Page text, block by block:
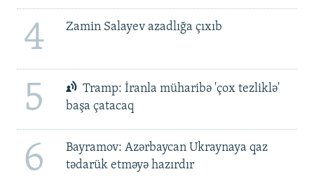
4 Zamin Salayev azadlığa çıxıb
5
Tramp: İranla müharibə 'çox tezliklə'
başa çatacaq
6
Bayramov: Azərbaycan Ukraynaya qaz
tədarük etməyə hazırdır